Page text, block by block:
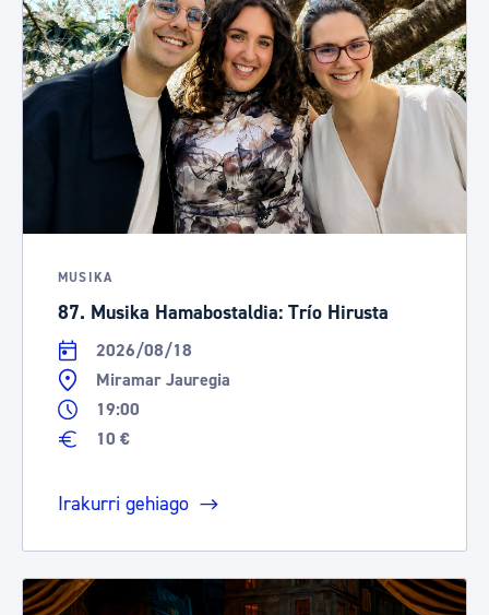
MUSIKA
87. Musika Hamabostaldia: Trío Hirusta
2026/08/18
Miramar Jauregia
19:00
10 €
Irakurri gehiago